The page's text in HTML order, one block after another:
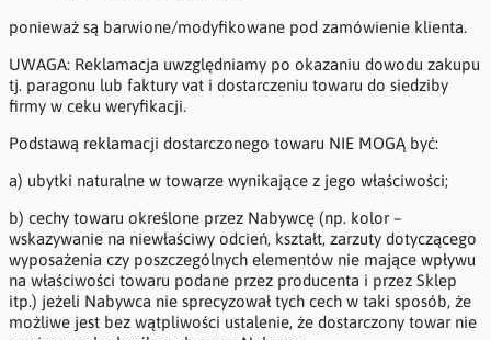
ponieważ są barwione/modyfikowane pod zamówienie klienta.
UWAGA: Reklamacja uwzględniamy po okazaniu dowodu zakupu
tj. paragonu lub faktury vat i dostarczeniu towaru do siedziby
firmy w ceku weryfikacji.
Podstawą reklamacji dostarczonego towaru NIE MOGĄ być:
a) ubytki naturalne w towarze wynikające z jego właściwości;
b) cechy towaru określone przez Nabywcę (np. kolor –
wskazywanie na niewłaściwy odcień, kształt, zarzuty dotyczącego
wyposażenia czy poszczególnych elementów nie mające wpływu
na właściwości towaru podane przez producenta i przez Sklep
itp.) jeżeli Nabywca nie sprecyzował tych cech w taki sposób, że
możliwe jest bez wątpliwości ustalenie, że dostarczony towar nie